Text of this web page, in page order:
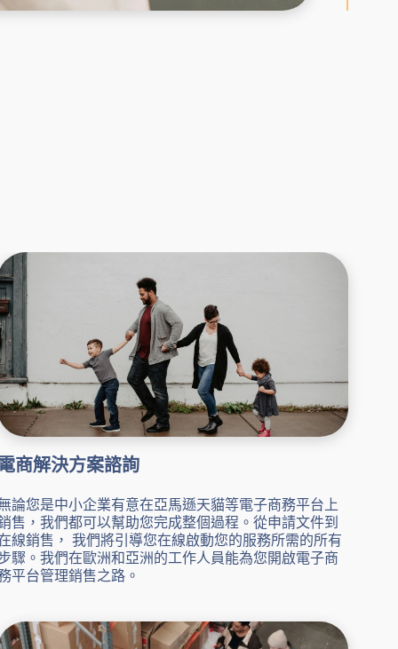
商解決方案諮詢
論您是中小企業有意在亞馬遜天貓等電子商務平台上
售，我們都可以幫助您完成整個過程。從申請文件到
線銷售， 我們將引導您在線啟動您的服務所需的所有
驟。我們在歐洲和亞洲的工作人員能為您開啟電子商
平台管理銷售之路。